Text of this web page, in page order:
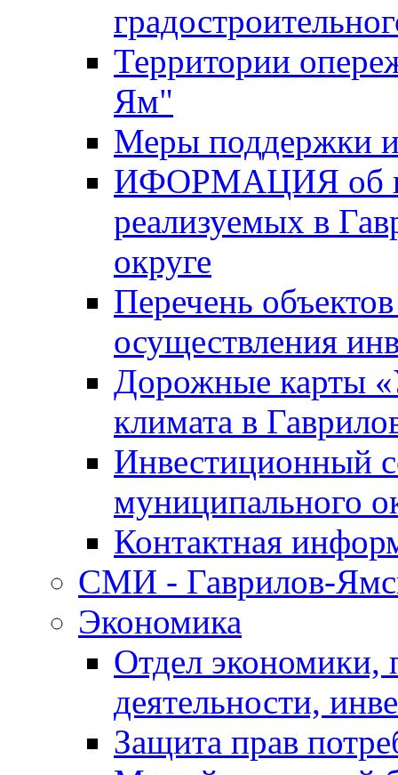
Территории
Ям"
Меры поддержки
ИФОРМАЦИЯ об
реализуемых в
округе
Перечень
осуществления
Дорожные карты
климата в
Инвестиционный
муниципального
Контактная
СМИ - Гаврилов-
Экономика
Отдел экономики,
деятельности,
Защита прав